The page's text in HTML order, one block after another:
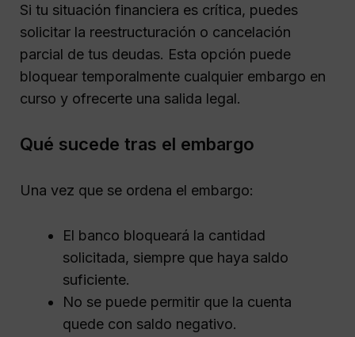
Si tu situación financiera es crítica, puedes
solicitar la reestructuración o cancelación
parcial de tus deudas. Esta opción puede
bloquear temporalmente cualquier embargo en
curso y ofrecerte una salida legal.
Qué sucede tras el embargo
Una vez que se ordena el embargo:
El banco bloqueará la cantidad
solicitada, siempre que haya saldo
suficiente.
No se puede permitir que la cuenta
quede con saldo negativo.